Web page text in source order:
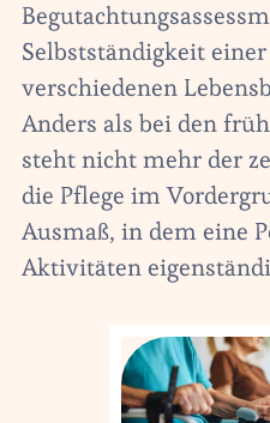
Selbstständigkeit
verschiedenen
Anders als bei den
steht nicht mehr der
die Pflege im
Ausmaß, in dem eine
Aktivitäten